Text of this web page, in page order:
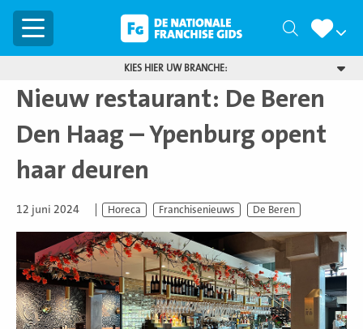
Menu Zoeken
KIES HIER UW BRANCHE:
Nieuw restaurant: De Beren
Den Haag – Ypenburg opent
haar deuren
12 juni 2024 Horeca Franchisenieuws De Beren